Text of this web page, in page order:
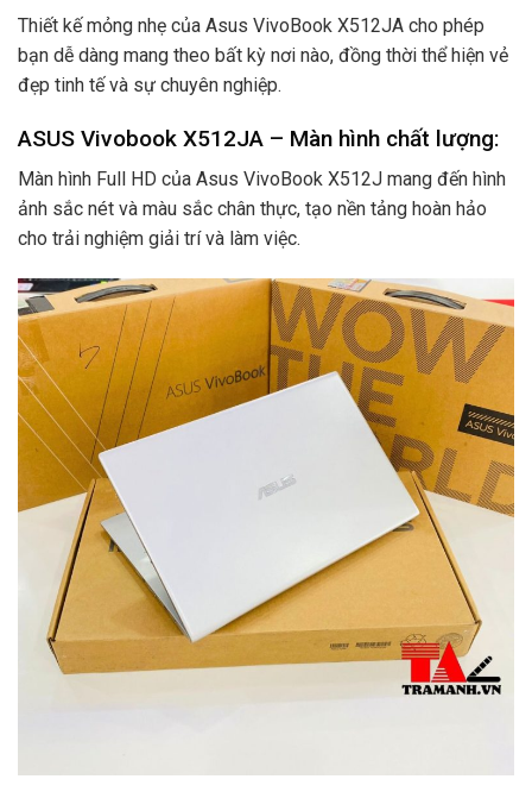
Thiết kế mỏng nhẹ của Asus VivoBook X512JA cho phép
bạn dễ dàng mang theo bất kỳ nơi nào, đồng thời thể hiện vẻ
đẹp tinh tế và sự chuyên nghiệp.
ASUS Vivobook X512JA – Màn hình chất lượng:
Màn hình Full HD của Asus VivoBook X512J mang đến hình
ảnh sắc nét và màu sắc chân thực, tạo nền tảng hoàn hảo
cho trải nghiệm giải trí và làm việc.